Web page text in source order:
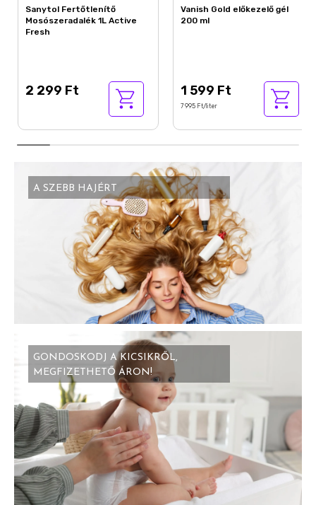
Sanytol Fertőtlenítő
Mosószeradalék 1L Active
Fresh
2 299 Ft
Vanish Gold előkezelő gél
200 ml
1 599 Ft
7 995 Ft/liter
A SZEBB HAJÉRT
GONDOSKODJ A KICSIKRŐL,
MEGFIZETHETŐ ÁRON!